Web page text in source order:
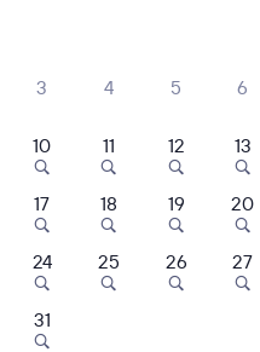
8,3
Отель Театральный
Расписание
продажа билетов на 4
Тип вагона
Любой
115И Проходящий
05:48
3 4 5 6
10 11 12 13
17 18 19 20
24 25 26 27
31